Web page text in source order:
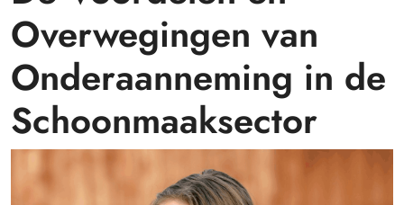
Overwegingen van
Onderaanneming in de
Schoonmaaksector